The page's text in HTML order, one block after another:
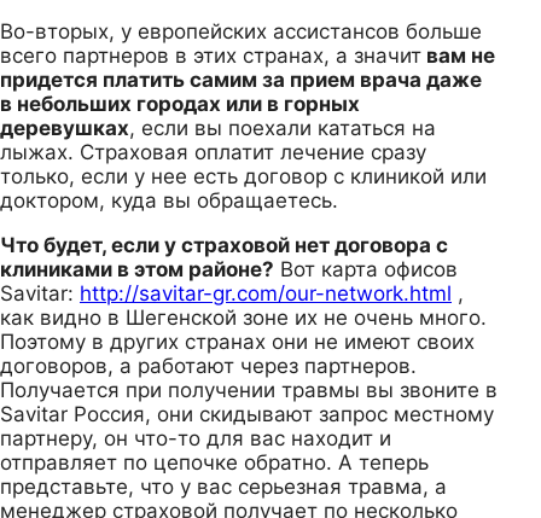
Во-вторых, у европейских ассистансов больше
всего партнеров в этих странах, а значит вам не
придется платить самим за прием врача даже
в небольших городах или в горных
деревушках, если вы поехали кататься на
лыжах. Страховая оплатит лечение сразу
только, если у нее есть договор с клиникой или
доктором, куда вы обращаетесь.
Что будет, если у страховой нет договора с
клиниками в этом районе? Вот карта офисов
Savitar: http://savitar-gr.com/our-network.html ,
как видно в Шегенской зоне их не очень много.
Поэтому в других странах они не имеют своих
договоров, а работают через партнеров.
Получается при получении травмы вы звоните в
Savitar Россия, они скидывают запрос местному
партнеру, он что-то для вас находит и
отправляет по цепочке обратно. А теперь
представьте, что у вас серьезная травма, а
менеджер страховой получает по несколько